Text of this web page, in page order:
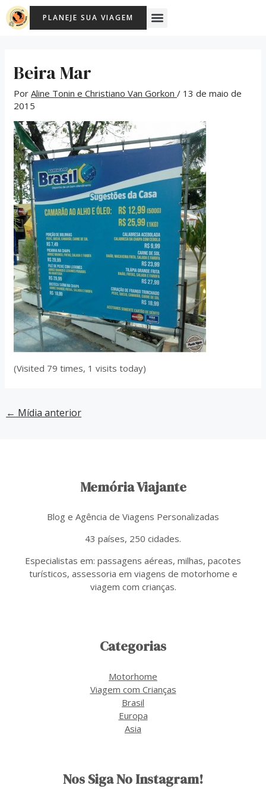
para
PLANEJE SUA VIAGEM Menu
Beira Mar
PorAline Tonin e Christiano Van Gorkon/ 13 de maio de
2015
(Visited 79 times, 1 visits today)
Post
navigation
← Mídia anterior
Memória Viajante
Blog e Agência de Viagens Personalizadas
43 países, 250 cidades.
Especialistas em: passagens aéreas, milhas, pacotes
turísticos, assessoria em viagens de motorhome e
viagem com crianças.
Categorias
Motorhome
Viagem com Crianças
Brasil
Europa
Asia
Nos Siga No Instagram!